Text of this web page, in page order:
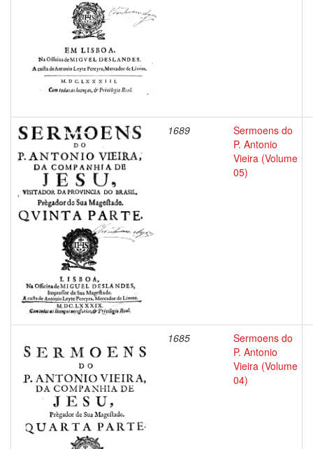
1689
Sermoens do
P. Antonio
Vieira (Volume
05)
1685
Sermoens do
P. Antonio
Vieira (Volume
04)